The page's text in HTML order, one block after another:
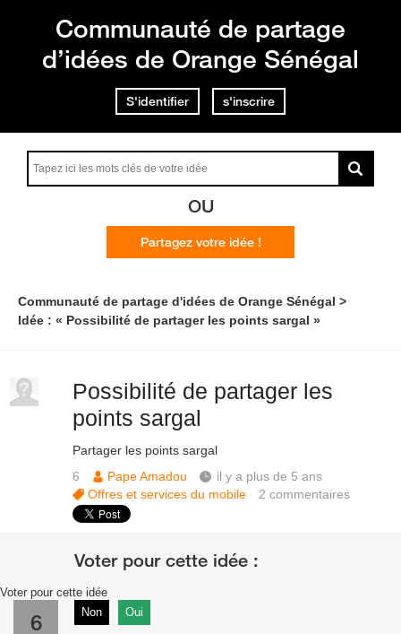
Communauté de partage
d’idées de Orange Sénégal
S'identifier s'inscrire
OU
Partagez votre idée !
Communauté de partage d'idées de Orange Sénégal
Idée : « Possibilité de partager les points sargal »
Possibilité de partager les
points sargal
Partager les points sargal
6
Pape Amadou
il y a plus de 5 ans
Offres et services du mobile
2commentaires
Voter pour cette idée
6 Non Oui